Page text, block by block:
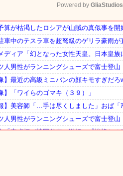
Mute
Powered by GliaStudios